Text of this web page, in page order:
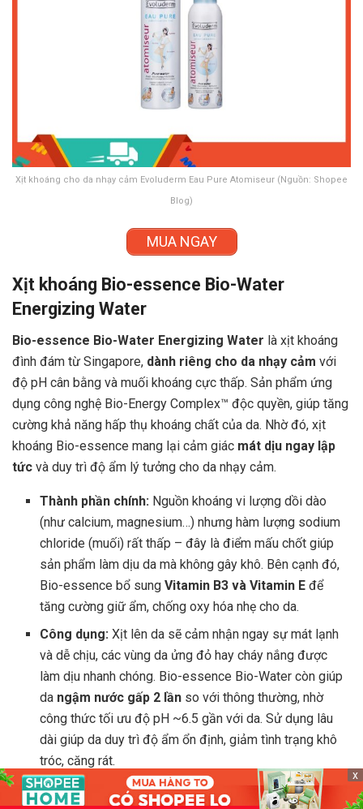
Xịt khoáng cho da nhạy cảm Evoluderm Eau Pure Atomiseur (Nguồn: Shopee
Blog)
MUA NGAY
Xịt khoáng Bio-essence Bio-Water
Energizing Water
Bio-essence Bio-Water Energizing Water là xịt khoáng
đình đám từ Singapore, dành riêng cho da nhạy cảm với
độ pH cân bằng và muối khoáng cực thấp. Sản phẩm ứng
dụng công nghệ Bio-Energy Complex™ độc quyền, giúp tăng
cường khả năng hấp thụ khoáng chất của da. Nhờ đó, xịt
khoáng Bio-essence mang lại cảm giác mát dịu ngay lập
tức và duy trì độ ẩm lý tưởng cho da nhạy cảm.
Thành phần chính: Nguồn khoáng vi lượng dồi dào
(như calcium, magnesium…) nhưng hàm lượng sodium
chloride (muối) rất thấp – đây là điểm mấu chốt giúp
sản phẩm làm dịu da mà không gây khô. Bên cạnh đó,
Bio-essence bổ sungVitamin B3 và Vitamin E để
tăng cường giữ ẩm, chống oxy hóa nhẹ cho da.
Công dụng: Xịt lên da sẽ cảm nhận ngay sự mát lạnh
và dễ chịu, các vùng da ửng đỏ hay cháy nắng được
làm dịu nhanh chóng. Bio-essence Bio-Water còn giúp
da ngậm nước gấp 2 lần so với thông thường, nhờ
công thức tối ưu độ pH ~6.5 gần với da. Sử dụng lâu
dài giúp da duy trì độ ẩm ổn định, giảm tình trạng khô
tróc, căng rát.
Ưu điểm khác: Phù hợp mọi loại da, kể cả da dầu mụn
x